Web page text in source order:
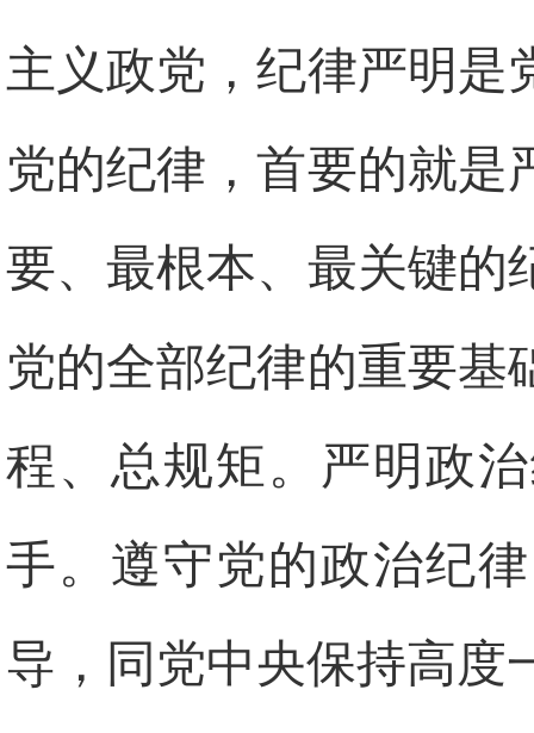
主义政党，纪律严明是
党的纪律，首要的就是
要、最根本、最关键的
党的全部纪律的重要基
程、总规矩。严明政
手。遵守党的政治纪
导，同党中央保持高度